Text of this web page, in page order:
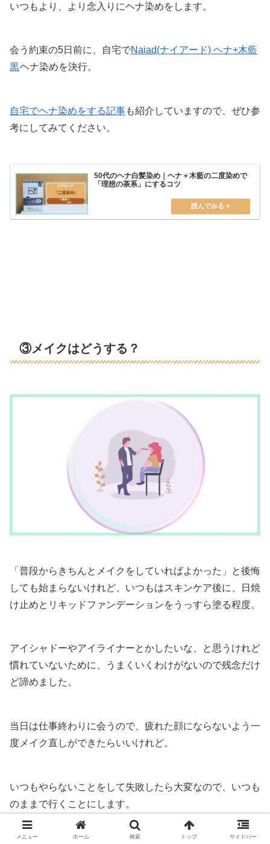
いつもより、より念入りにヘナ染めをします。
会う約束の5日前に、自宅でNaiad(ナイアード) ヘナ+木藍
黒ヘナ染めを決行。
自宅でヘナ染めをする記事も紹介していますので、ぜひ参
考にしてみてください。
50代のヘナ白髪染め｜ヘナ＋木藍の二度染めで
「理想の茶系」にするコツ
③メイクはどうする？
「普段からきちんとメイクをしていればよかった」と後悔
しても始まらないけれど、いつもはスキンケア後に、日焼
け止めとリキッドファンデーションをうっすら塗る程度。
アイシャドーやアイライナーとかしたいな、と思うけれど
慣れていないために、うまくいくわけがないので残念だけ
ど諦めました。
当日は仕事終わりに会うので、疲れた顔にならないよう一
度メイク直しができたらいいけれど。
いつもやらないことをして失敗したら大変なので、いつも
のままで行くことにします。
メニュー ホーム 検索 トップ サイドバー